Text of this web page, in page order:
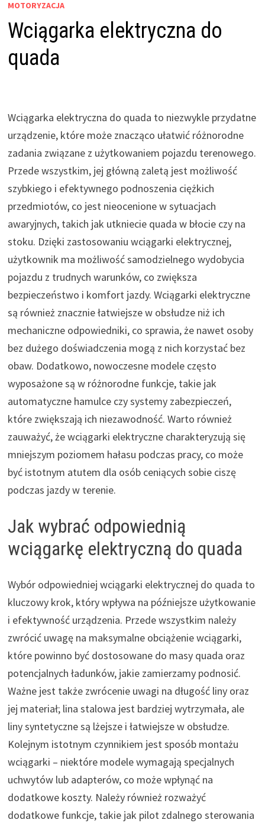
MOTORYZACJA
Wciągarka elektryczna do
quada
Wciągarka elektryczna do quada to niezwykle przydatne
urządzenie, które może znacząco ułatwić różnorodne
zadania związane z użytkowaniem pojazdu terenowego.
Przede wszystkim, jej główną zaletą jest możliwość
szybkiego i efektywnego podnoszenia ciężkich
przedmiotów, co jest nieocenione w sytuacjach
awaryjnych, takich jak utkniecie quada w błocie czy na
stoku. Dzięki zastosowaniu wciągarki elektrycznej,
użytkownik ma możliwość samodzielnego wydobycia
pojazdu z trudnych warunków, co zwiększa
bezpieczeństwo i komfort jazdy. Wciągarki elektryczne
są również znacznie łatwiejsze w obsłudze niż ich
mechaniczne odpowiedniki, co sprawia, że nawet osoby
bez dużego doświadczenia mogą z nich korzystać bez
obaw. Dodatkowo, nowoczesne modele często
wyposażone są w różnorodne funkcje, takie jak
automatyczne hamulce czy systemy zabezpieczeń,
które zwiększają ich niezawodność. Warto również
zauważyć, że wciągarki elektryczne charakteryzują się
mniejszym poziomem hałasu podczas pracy, co może
być istotnym atutem dla osób ceniących sobie ciszę
podczas jazdy w terenie.
Jak wybrać odpowiednią
wciągarkę elektryczną do quada
Wybór odpowiedniej wciągarki elektrycznej do quada to
kluczowy krok, który wpływa na późniejsze użytkowanie
i efektywność urządzenia. Przede wszystkim należy
zwrócić uwagę na maksymalne obciążenie wciągarki,
które powinno być dostosowane do masy quada oraz
potencjalnych ładunków, jakie zamierzamy podnosić.
Ważne jest także zwrócenie uwagi na długość liny oraz
jej materiał; lina stalowa jest bardziej wytrzymała, ale
liny syntetyczne są lżejsze i łatwiejsze w obsłudze.
Kolejnym istotnym czynnikiem jest sposób montażu
wciągarki – niektóre modele wymagają specjalnych
uchwytów lub adapterów, co może wpłynąć na
dodatkowe koszty. Należy również rozważyć
dodatkowe funkcje, takie jak pilot zdalnego sterowania